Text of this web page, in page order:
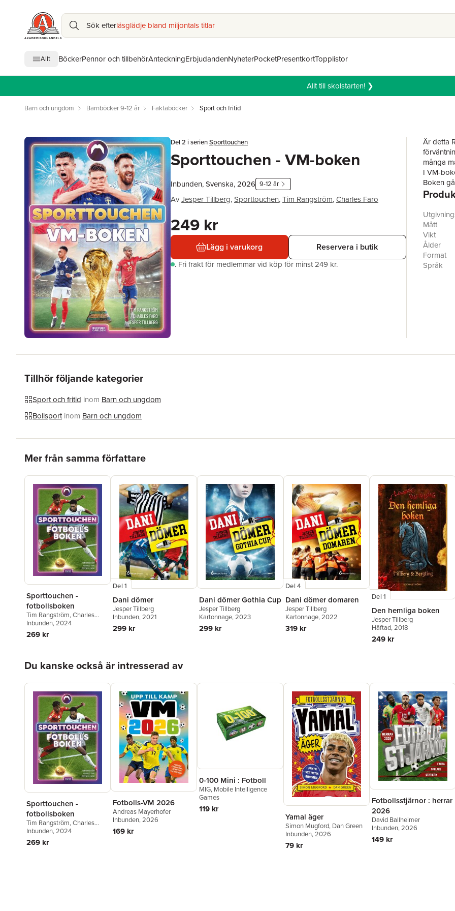
Sök efterläsglädje bland miljontals titlar
Allt BöckerPennor och tillbehörAnteckningErbjudandenNyheterPocketPresentkortTopplistor
Allt till skolstarten! ❯
Barn och ungdom Barnböcker 9-12 år Faktaböcker Sport och fritid
Del 2 i serienSporttouchen
Sporttouchen - VM-boken
Inbunden, Svenska, 2026 9-12 år
AvJesper Tillberg,Sporttouchen,Tim Rangström,Charles Faro
249 kr
Lägg i varukorg Reservera i butik
. Fri frakt för medlemmar vid köp för minst 249 kr.
Är detta
många
I VM-
Boken
roliga
Utöver
de
tips, från
Mått
Vikt
Ålder
Format
Språk
Tillhör följande kategorier
Sport och fritid inom Barn och ungdom
Bollsport inom Barn och ungdom
Mer från samma författare
Sporttouchen -
fotbollsboken
Tim Rangström,Charles
Faro,Jesper Tillberg
Inbunden, 2024
269 kr
Del 1
Dani dömer
Jesper Tillberg
Inbunden, 2021
299 kr
Dani dömer Gothia Cup
Jesper Tillberg
Kartonnage, 2023
299 kr
Del 4
Dani dömer domaren
Jesper Tillberg
Kartonnage, 2022
319 kr
Del 1
Den hemliga boken
Jesper Tillberg
Häftad, 2018
249 kr
Du kanske också är intresserad av
Sporttouchen -
fotbollsboken
Tim Rangström,Charles
Faro,Jesper Tillberg
Inbunden, 2024
269 kr
Fotbolls-VM 2026
Andreas Mayerhofer
Inbunden, 2026
169 kr
0-100 Mini : Fotboll
MIG, Mobile Intelligence
Games
119 kr
Yamal äger
Simon Mugford, Dan Green
Inbunden, 2026
79 kr
Fotbollsstjärnor : herrar
2026
David Ballheimer
Inbunden, 2026
149 kr